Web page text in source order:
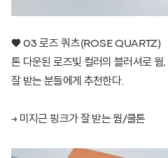
♥ 03 로즈 쿼츠(ROSE QUARTZ)
톤 다운된 로즈빛 컬러의 블러셔로 웜
잘 받는 분들에게 추천한다.
→ 미지근 핑크가 잘 받는 웜/쿨톤